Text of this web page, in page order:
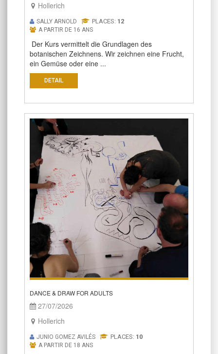
Hollerich
SALLY ARNOLD PLACES: 12
A PARTIR DE 16 ANS
Der Kurs vermittelt die Grundlagen des
botanischen Zeichnens. Wir zeichnen eine Frucht,
ein Gemüse oder eine ...
DETAIL
DANCE & DRAW FOR ADULTS
27/07/2026
Hollerich
JUNIO GOMEZ AVILÉS PLACES: 10
A PARTIR DE 18 ANS